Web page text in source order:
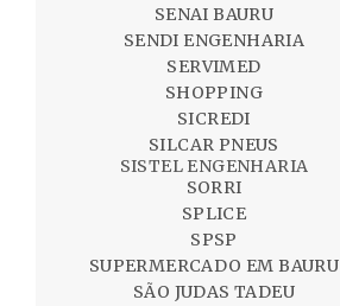
SENAI BAURU
SENDI ENGENHARIA
SERVIMED
SHOPPING
SICREDI
SILCAR PNEUS
SISTEL ENGENHARIA
SORRI
SPLICE
SPSP
SUPERMERCADO EM BAURU
SÃO JUDAS TADEU